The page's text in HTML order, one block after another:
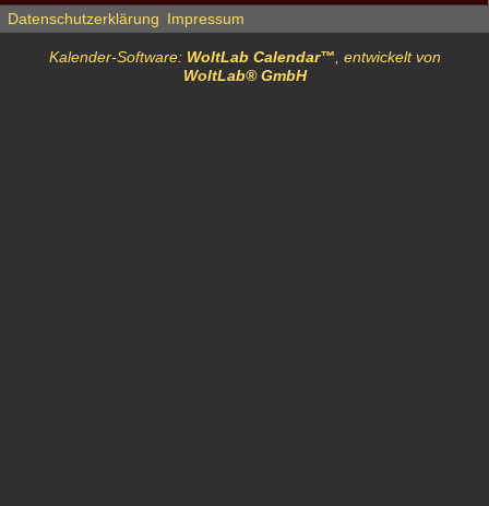
Datenschutzerklärung Impressum
Kalender-Software: WoltLab Calendar™ , entwickelt von
WoltLab® GmbH